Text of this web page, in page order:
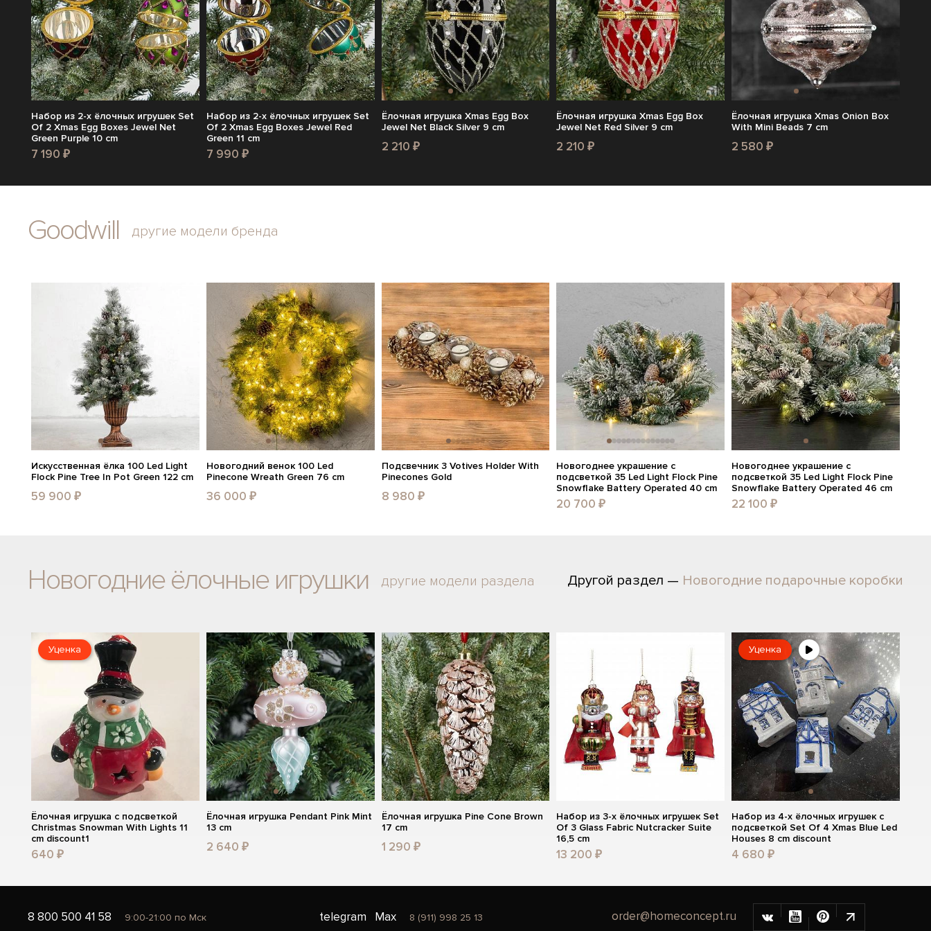
Набор из 2-х ёлочных игрушек Set
Of 2 Xmas Egg Boxes Jewel Net
Green Purple 10 cm
7 190 ₽
Набор из 2-х ёлочных игрушек Set
Of 2 Xmas Egg Boxes Jewel Red
Green 11 cm
7 990 ₽
Ёлочная игрушка Xmas Egg Box
Jewel Net Black Silver 9 cm
2 210 ₽
Ёлочная игрушка Xmas Egg Box
Jewel Net Red Silver 9 cm
2 210 ₽
Ёлочная игрушка Xmas Onion Box
With Mini Beads 7 cm
2 580 ₽
Goodwill другие модели бренда
Искусственная ёлка 100 Led Light
Flock Pine Tree In Pot Green 122 cm
59 900 ₽
Новогодний венок 100 Led
Pinecone Wreath Green 76 cm
36 000 ₽
Подсвечник 3 Votives Holder With
Pinecones Gold
8 980 ₽
Новогоднее украшение с
подсветкой 35 Led Light Flock Pine
Snowflake Battery Operated 40 cm
20 700 ₽
Новогоднее украшение с
подсветкой 35 Led Light Flock Pine
Snowflake Battery Operated 46 cm
22 100 ₽
Новогодние ёлочные игрушки другие модели раздела Другой раздел — Новогодние подарочные коробки
Уценка
Ёлочная игрушка с подсветкой
Christmas Snowman With Lights 11
cm discount1
640 ₽
Ёлочная игрушка Pendant Pink Mint
13 cm
2 640 ₽
Ёлочная игрушка Pine Cone Brown
17 cm
1 290 ₽
Набор из 3-х ёлочных игрушек Set
Of 3 Glass Fabric Nutcracker Suite
16,5 cm
13 200 ₽
Уценка
Набор из 4-х ёлочных игрушек с
подсветкой Set Of 4 Xmas Blue Led
Houses 8 cm discount
4 680 ₽
8 800 500 41 58 9:00-21:00 по Мск telegram Max 8 (911) 998 25 13 order@homeconcept.ru